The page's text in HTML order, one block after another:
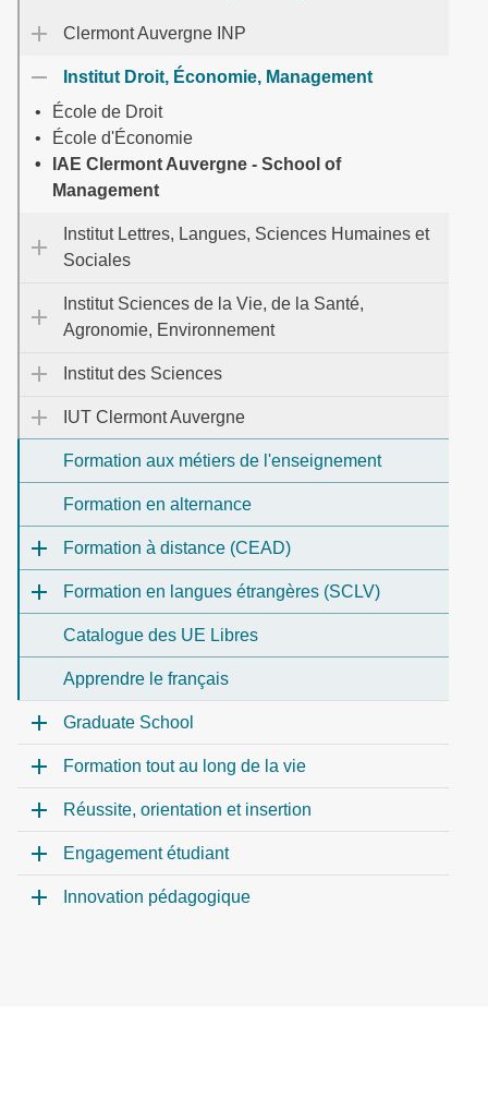
Clermont Auvergne INP
Institut Droit, Économie, Management
École de Droit
École d'Économie
IAE Clermont Auvergne - School of
Management
Institut Lettres, Langues, Sciences Humaines et
Sociales
Institut Sciences de la Vie, de la Santé,
Agronomie, Environnement
Institut des Sciences
IUT Clermont Auvergne
Formation aux métiers de l'enseignement
Formation en alternance
Formation à distance (CEAD)
Formation en langues étrangères (SCLV)
Catalogue des UE Libres
Apprendre le français
Graduate School
Formation tout au long de la vie
Réussite, orientation et insertion
Engagement étudiant
Innovation pédagogique